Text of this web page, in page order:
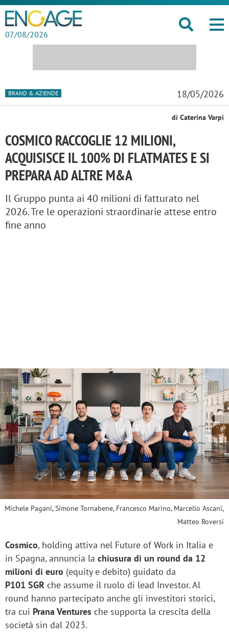
07/08/2026
BRAND & AZIENDE 18/05/2026
di Caterina Varpi
COSMICO RACCOGLIE 12 MILIONI,
ACQUISISCE IL 100% DI FLATMATES E SI
PREPARA AD ALTRE M&A
Il Gruppo punta ai 40 milioni di fatturato nel
2026. Tre le operazioni straordinarie attese entro
fine anno
Michele Pagani, Simone Tornabene, Francesco Marino, Marcello Ascani,
Matteo Roversi
Cosmico, holding attiva nel Future of Work in Italia e
in Spagna, annuncia la chiusura di un round da 12
milioni di euro (equity e debito) guidato da
P101 SGR che assume il ruolo di lead Investor. Al
round hanno partecipato anche gli investitori storici,
tra cui Prana Ventures che supporta la crescita della
società sin dal 2023.